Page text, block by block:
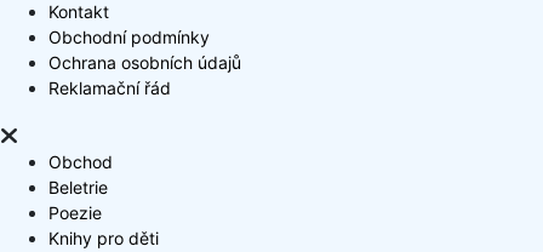
Kontakt
Obchodní podmínky
Ochrana osobních údajů
Reklamační řád
Obchod
Beletrie
Poezie
Knihy pro děti